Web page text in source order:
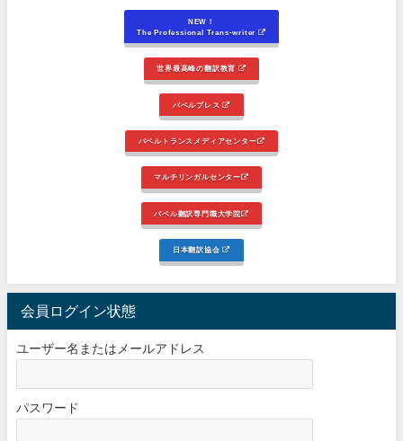
NEW！
The Professional Trans-writer
世界最高峰の翻訳教育
バベルプレス
バベルトランスメディアセンター
マルチリンガルセンター
バベル翻訳専門職大学院
日本翻訳協会
会員ログイン状態
ユーザー名またはメールアドレス
パスワード